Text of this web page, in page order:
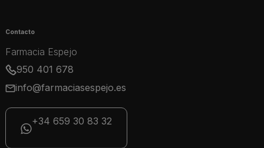
Contacto
Farmacia Espejo
950 401 678
info@farmaciasespejo.es
+34 659 30 83 32